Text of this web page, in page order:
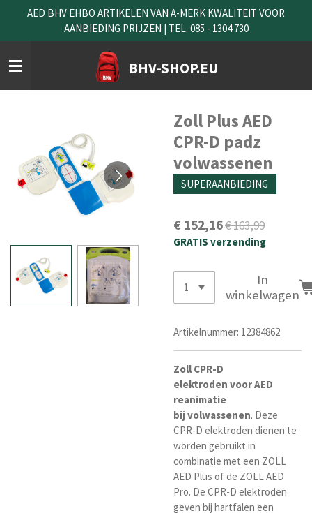
naar
de
hoofdinhoud
BHV-SHOP.EU
AED BHV EHBO ARTIKELEN VAN A-MERK KWALITEIT VOOR
AANBIEDING PRIJZEN | TEL. 085 - 1304 730
Zoll Plus AED
CPR-D padz
volwassenen
SUPERAANBIEDING
€ 152,16€ 163,99
GRATIS verzending
In
winkelwagen
Artikelnummer: 12384862
Zoll CPR-D
elektroden voorAED
reanimatie
bijvolwassenen. Deze
CPR-D elektroden dienen te
worden gebruikt in
combinatie met een ZOLL
AED Plus of de ZOLL AED
Pro. De CPR-D elektroden
geven bij hartfalen een